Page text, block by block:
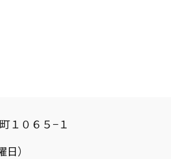
１０６５−１
）